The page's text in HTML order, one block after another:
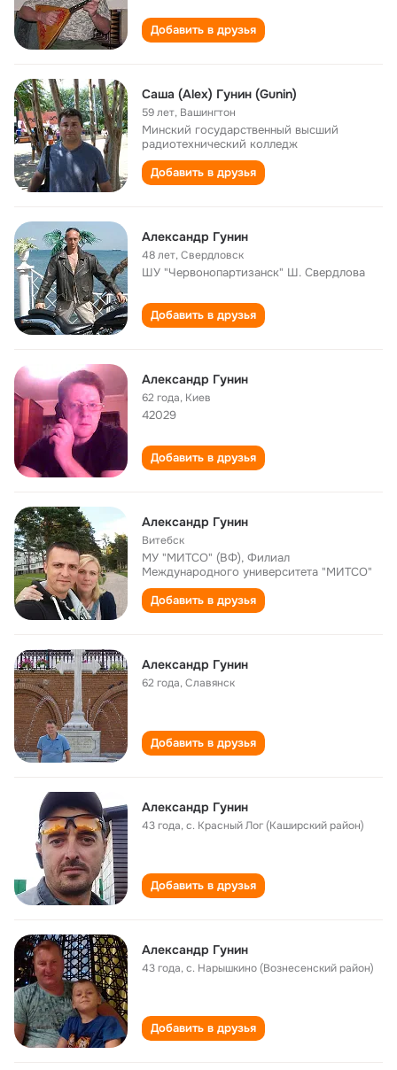
Добавить в друзья
Саша (Alex) Гунин (Gunin)
59 лет, Вашингтон
Минский государственный высший
радиотехнический колледж
Добавить в друзья
Александр Гунин
48 лет,Свердловск
ШУ "Червонопартизанск" Ш. Свердлова
Добавить в друзья
Александр Гунин
62 года, Киев
42029
Добавить в друзья
Александр Гунин
Витебск
МУ "МИТСО" (ВФ), Филиал
Международного университета "МИТСО"
Добавить в друзья
Александр Гунин
62 года,Славянск
Добавить в друзья
Александр Гунин
43 года,с. Красный Лог (Каширский район)
Добавить в друзья
Aлександр Гунин
43 года,с. Нарышкино (Вознесенский район)
Добавить в друзья